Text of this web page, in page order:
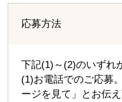
応募方法
下記(1)～(2)のいずれ
(1)お電話でのご応募
ージを見て」とお伝え